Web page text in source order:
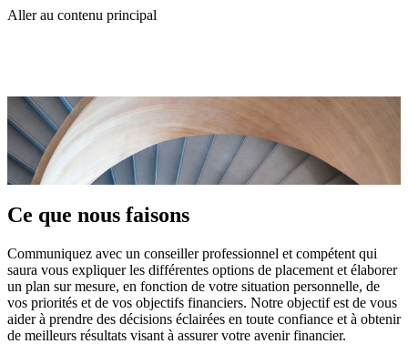
Aller au contenu principal
Ce que nous faisons
Communiquez avec un conseiller professionnel et compétent qui
saura vous expliquer les différentes options de placement et élaborer
un plan sur mesure, en fonction de votre situation personnelle, de
vos priorités et de vos objectifs financiers. Notre objectif est de vous
aider à prendre des décisions éclairées en toute confiance et à obtenir
de meilleurs résultats visant à assurer votre avenir financier.